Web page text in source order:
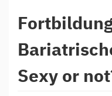
Sexy or